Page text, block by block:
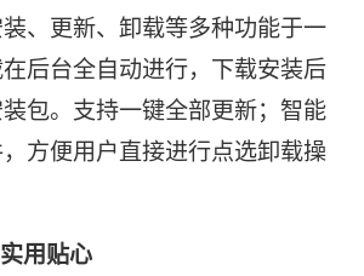
、更新、卸载等多种功能于一
后台全自动进行，下载安装后
包。支持一键全部更新；智能
方便用户直接进行点选卸载操
用贴心